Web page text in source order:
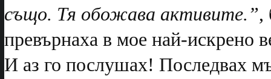
също. Тя обожава активите.”,
превърнаха в мое най-искрено
И аз го послушах! Последвах